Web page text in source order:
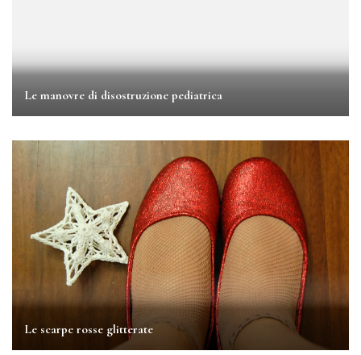
Le manovre di disostruzione pediatrica
Le scarpe rosse glitterate